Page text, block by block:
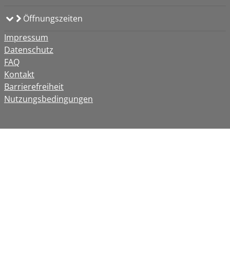
Öffnungszeiten
Impressum
Datenschutz
FAQ
Kontakt
Barrierefreiheit
Nutzungsbedingungen